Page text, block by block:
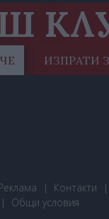
ИЗПРАТИ
Контакти
Общи условия